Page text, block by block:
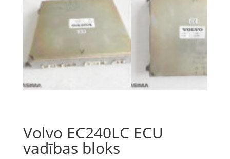
Volvo EC240LC ECU
vadības bloks